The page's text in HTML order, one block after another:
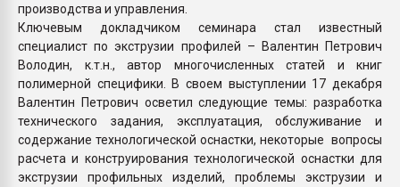
производства и управления.
Ключевым докладчиком семинара стал известный
специалист по экструзии профилей – Валентин Петрович
Володин, к.т.н., автор многочисленных статей и книг
полимерной специфики. В своем выступлении 17 декабря
Валентин Петрович осветил следующие темы: разработка
технического задания, эксплуатация, обслуживание и
содержание технологической оснастки, некоторые вопросы
расчета и конструирования технологической оснастки для
экструзии профильных изделий, проблемы экструзии и